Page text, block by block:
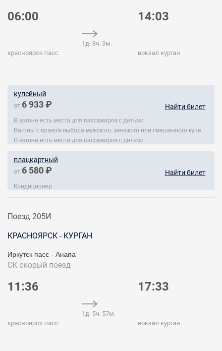
06:00
красноярск пасс
1д. 8ч. 3м.
14:03
вокзал курган
купейный
от 6 933 ₽ Найти билет
В вагоне есть места для пассажиров с детьми
Вагоны с правом выбора мужского, женского или смешанного купе.
В вагоне есть места для пассажиров с детьми
плацкартный
от 6 580 ₽ Найти билет
Кондиционер
Поезд 205И
КРАСНОЯРСК - КУРГАН
Иркутск пасс - Анапа
СК скорый поезд
11:36
красноярск пасс
1д. 5ч. 57м.
17:33
вокзал курган